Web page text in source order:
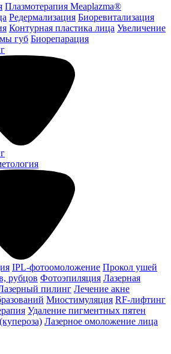
Плазмотерапия Meaplazma®
Редермализация Биоревитализация
Контурная пластика лица Увеличение
губ Биорепарация
IPL-фотоомоложение Прокол ушей
рубцов Фотоэпиляция Лазерная
пилинг Лечение акне
Миостимуляция RF-лифтинг
Удаление пигментных пятен
Лазерное омоложение лица